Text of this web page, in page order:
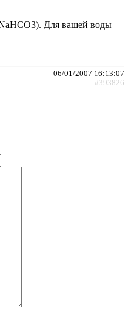
Для вашей воды
06/01/2007 16:13:07
#393826